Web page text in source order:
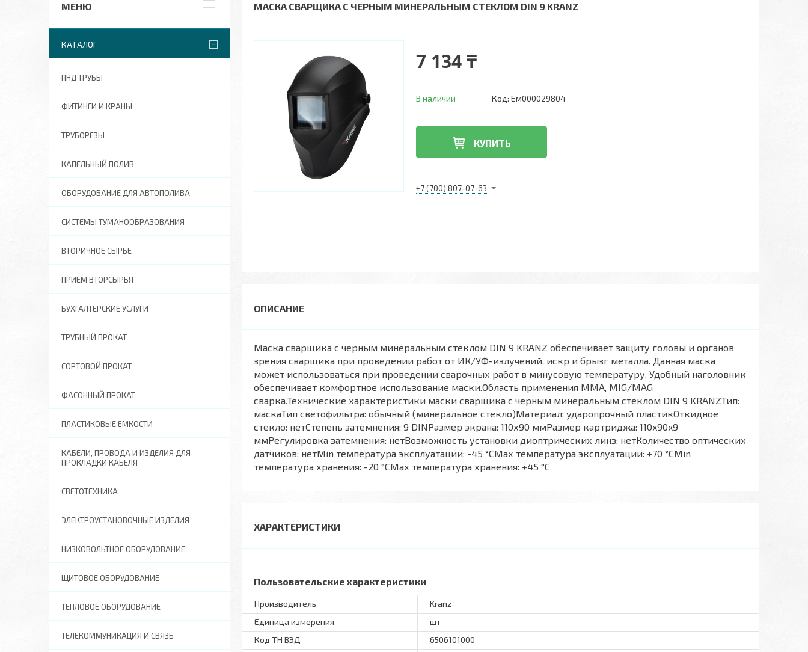
МАСКА СВАРЩИКА С ЧЕРНЫМ МИНЕРАЛЬНЫМ СТЕКЛОМ DIN 9 KRANZ
7 134 ₸
В наличии Код: Ем000029804
КУПИТЬ
+7 (700) 807-07-63
Маска сварщика с черным минеральным стеклом DIN 9 KRANZ обеспечивает защиту головы и органов
зрения сварщика при проведении работ от ИК/УФ-излучений, искр и брызг металла. Данная маска
может использоваться при проведении сварочных работ в минусовую температуру. Удобный наголовник
обеспечивает комфортное использование маски.Область применения MMA, MIG/MAG
сварка.Технические характеристики маски сварщика с черным минеральным стеклом DIN 9 KRANZТип:
маскаТип светофильтра: обычный (минеральное стекло)Материал: ударопрочный пластикОткидное
стекло: нетСтепень затемнения: 9 DINРазмер экрана: 110х90 ммРазмер картриджа: 110x90x9
ммРегулировка затемнения: нетВозможность установки диоптрических линз: нетКоличество оптических
датчиков: нетMin температура эксплуатации: -45 °СМах температура эксплуатации: +70 °СMin
температура хранения: -20 °СМах температура хранения: +45 °С
ХАРАКТЕРИСТИКИ
Пользовательские характеристики
Производитель
Kranz
Единица измерения
шт
Код ТН ВЭД
6506101000
КАТАЛОГ
ПНД ТРУБЫ
ФИТИНГИ И КРАНЫ
ТРУБОРЕЗЫ
КАПЕЛЬНЫЙ ПОЛИВ
ОБОРУДОВАНИЕ ДЛЯ АВТОПОЛИВА
СИСТЕМЫ ТУМАНООБРАЗОВАНИЯ
ВТОРИЧНОЕ СЫРЬЕ
ПРИЕМ ВТОРСЫРЬЯ
БУХГАЛТЕРСКИЕ УСЛУГИ
ТРУБНЫЙ ПРОКАТ
СОРТОВОЙ ПРОКАТ
ФАСОННЫЙ ПРОКАТ
ПЛАСТИКОВЫЕ ЁМКОСТИ
КАБЕЛИ, ПРОВОДА И ИЗДЕЛИЯ ДЛЯ
ПРОКЛАДКИ КАБЕЛЯ
СВЕТОТЕХНИКА
ЭЛЕКТРОУСТАНОВОЧНЫЕ ИЗДЕЛИЯ
НИЗКОВОЛЬТНОЕ ОБОРУДОВАНИЕ
ЩИТОВОЕ ОБОРУДОВАНИЕ
ТЕПЛОВОЕ ОБОРУДОВАНИЕ
ТЕЛЕКОММУНИКАЦИЯ И СВЯЗЬ